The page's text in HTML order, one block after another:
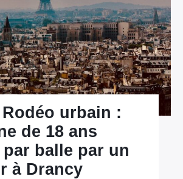
urbain :
de 18 ans
par balle par un
à Drancy